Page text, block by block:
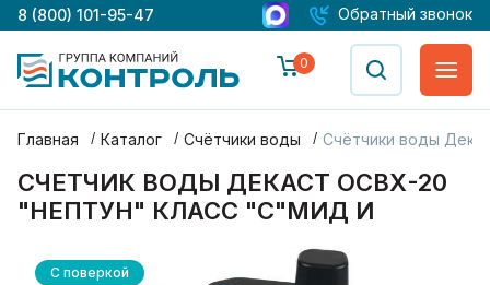
8 (800) 101-95-47 Обратный звонок
0
Главная Каталог Счётчики воды Счётчики воды
СЧЕТЧИК ВОДЫ ДЕКАСТ ОСВХ-20
"НЕПТУН" КЛАСС "С"МИД И
С поверкой